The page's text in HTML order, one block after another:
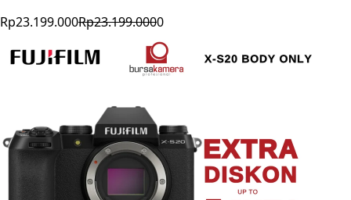
Rp23.199.000Rp23.199.0000